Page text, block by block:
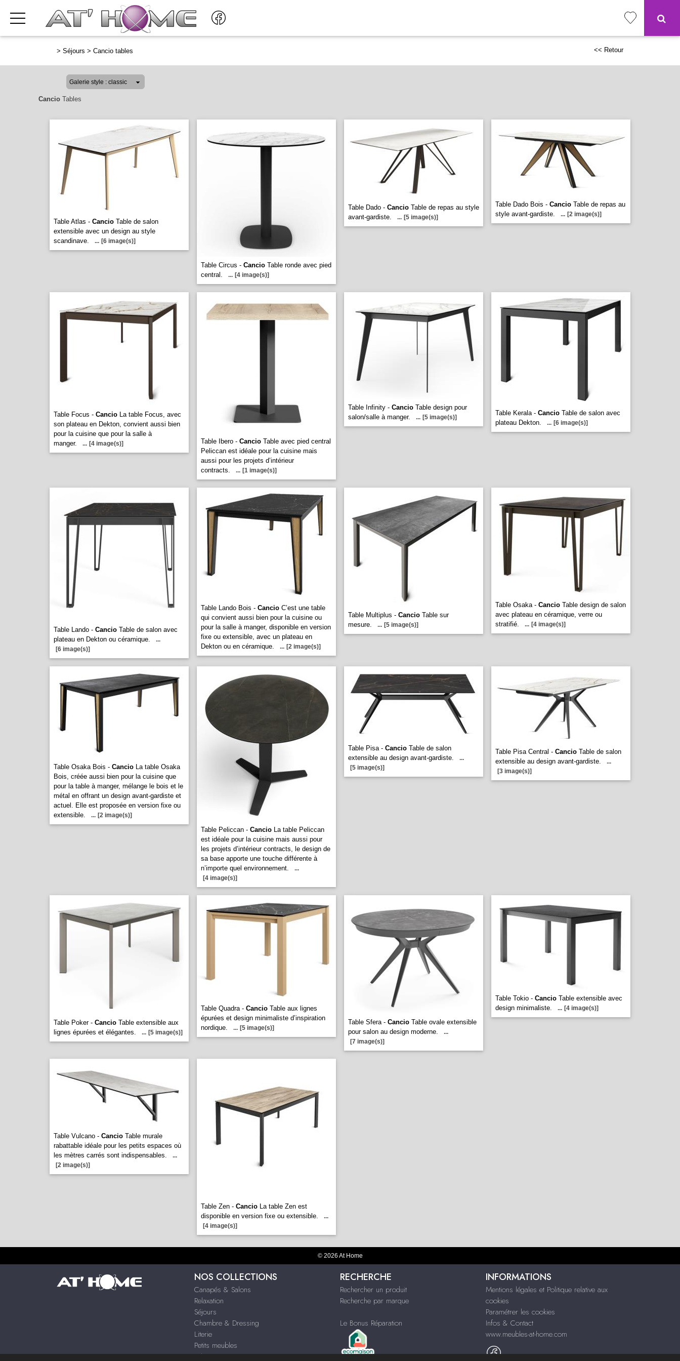
> Séjours > Cancio tables << Retour
Cancio Tables
Table Atlas - Cancio Table de salon
extensible avec un design au style
scandinave.
... [6 image(s)]
Table Circus - Cancio Table ronde avec pied
central.
... [4 image(s)]
Table Dado - Cancio Table de repas au style
avant-gardiste.
... [5 image(s)]
Table Dado Bois - Cancio Table de repas au
style avant-gardiste.
... [2 image(s)]
Table Focus - Cancio La table Focus, avec
son plateau en Dekton, convient aussi bien
pour la cuisine que pour la salle à
manger.
... [4 image(s)] Table Ibero - Cancio Table avec pied central
Peliccan est idéale pour la cuisine mais
aussi pour les projets d’intérieur
contracts.
... [1 image(s)]
Table Infinity - Cancio Table design pour
salon/salle à manger.
... [5 image(s)]
Table Kerala - Cancio Table de salon avec
plateau Dekton.
... [6 image(s)]
Table Lando - Cancio Table de salon avec
plateau en Dekton ou céramique.
...
[6 image(s)]
Table Lando Bois - Cancio C’est une table
qui convient aussi bien pour la cuisine ou
pour la salle à manger, disponible en version
fixe ou extensible, avec un plateau en
Dekton ou en céramique.
... [2 image(s)]
Table Multiplus - Cancio Table sur
mesure.
... [5 image(s)]
Table Osaka - Cancio Table design de salon
avec plateau en céramique, verre ou
stratifié.
... [4 image(s)]
Table Osaka Bois - Cancio La table Osaka
Bois, créée aussi bien pour la cuisine que
pour la table à manger, mélange le bois et le
métal en offrant un design avant-gardiste et
actuel. Elle est proposée en version fixe ou
extensible.
... [2 image(s)]
Table Peliccan - Cancio La table Peliccan
est idéale pour la cuisine mais aussi pour
les projets d’intérieur contracts, le design de
sa base apporte une touche différente à
n’importe quel environnement.
...
[4 image(s)]
Table Pisa - Cancio Table de salon
extensible au design avant-gardiste.
...
[5 image(s)]
Table Pisa Central - Cancio Table de salon
extensible au design avant-gardiste.
...
[3 image(s)]
Table Poker - Cancio Table extensible aux
lignes épurées et élégantes.
... [5 image(s)]
Table Quadra - Cancio Table aux lignes
épurées et design minimaliste d’inspiration
nordique.
... [5 image(s)]
Table Sfera - Cancio Table ovale extensible
pour salon au design moderne.
...
[7 image(s)]
Table Tokio - Cancio Table extensible avec
design minimaliste.
... [4 image(s)]
Table Vulcano - Cancio Table murale
rabattable idéale pour les petits espaces où
les mètres carrés sont indispensables.
...
[2 image(s)]
Table Zen - Cancio La table Zen est
disponible en version fixe ou extensible.
...
[4 image(s)]
© 2026 At Home
NOS COLLECTIONS
Canapés & Salons
Relaxation
Séjours
Chambre & Dressing
Literie
Petits meubles
Décoration
RECHERCHE
Rechercher un produit
Recherche par marque
Le Bonus Réparation
INFORMATIONS
Mentions légales et Politique relative aux
cookies
Paramétrer les cookies
Infos & Contact
www.meubles-at-home.com